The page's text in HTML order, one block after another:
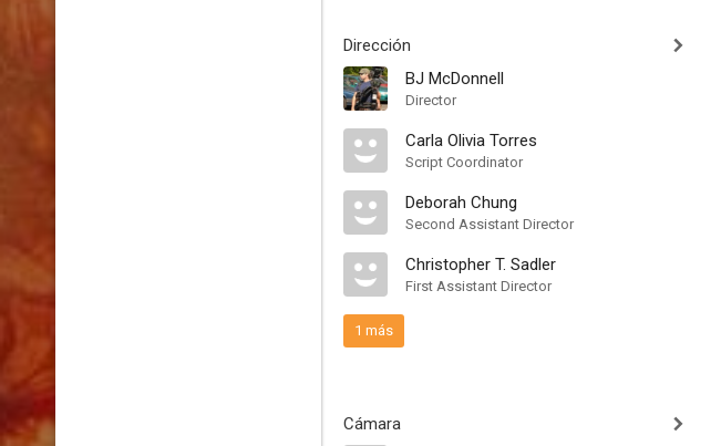
Dirección
BJ McDonnell
Director
Carla Olivia Torres
Script Coordinator
Deborah Chung
Second Assistant Director
Christopher T. Sadler
First Assistant Director
1 más
Cámara